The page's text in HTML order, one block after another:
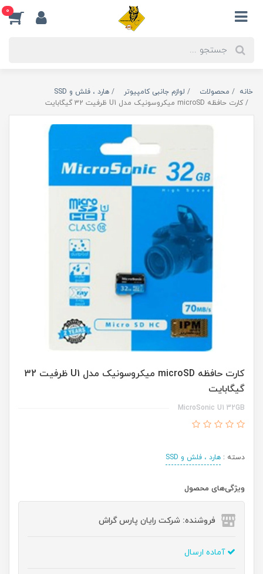
0
خانه محصولات لوازم جانبی کامپیوتر
هارد ، فلش و SSD
کارت حافظه microSD میکروسونیک مدل U1 ظرفیت 32 گیگابایت
کارت حافظه microSD میکروسونیک مدل U1 ظرفیت 32
گیگابایت
MicroSonic U1 32GB
دسته : هارد ، فلش و SSD
ویژگی‌های محصول
فروشنده: شرکت رایان پارس گراش
آماده ارسال